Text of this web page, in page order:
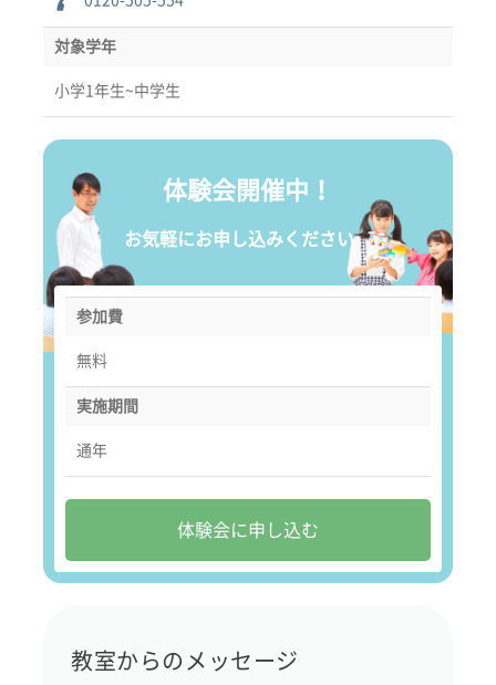
対象学年
小学1年生~中学生
体験会開催中！
お気軽にお申し込みください。
参加費
無料
実施期間
通年
体験会に申し込む
教室からのメッセージ